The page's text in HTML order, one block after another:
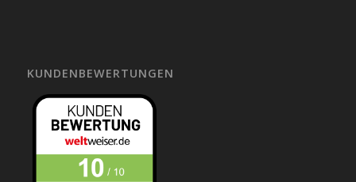
KUNDENBEWERTUNGEN